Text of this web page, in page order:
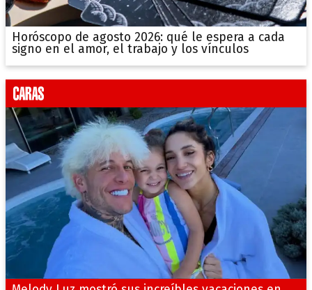
Horóscopo de agosto 2026: qué le espera a cada
signo en el amor, el trabajo y los vínculos